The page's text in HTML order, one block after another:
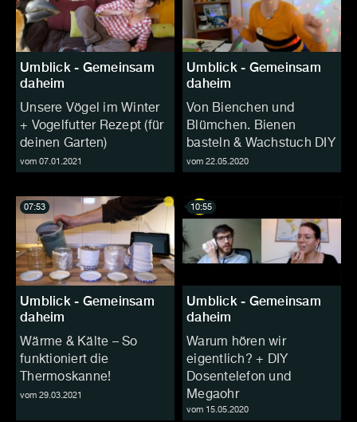
Umblick - Gemeinsam
daheim
Unsere Vögel im Winter
+ Vogelfutter Rezept (für
deinen Garten)
vom 07.01.2021
Umblick - Gemeinsam
daheim
Von Bienchen und
Blümchen. Bienen
basteln & Wachstuch DIY
vom 22.05.2020
Umblick - Gemeinsam
daheim
Wärme & Kälte – So
funktioniert die
Thermoskanne!
vom 29.03.2021
07:53
Umblick - Gemeinsam
daheim
Warum hören wir
eigentlich? + DIY
Dosentelefon und
Megaohr
vom 15.05.2020
10:55